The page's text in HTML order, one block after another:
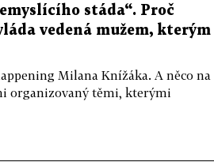
stáda“. Proč
vedená mužem, kterým
Milana Knížáka. A něco na
organizovaný těmi, kterými